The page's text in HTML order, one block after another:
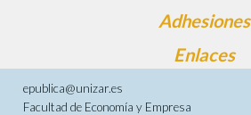
Adhesiones
Enlaces
epublica@unizar.es
Facultad de Economía y Empresa